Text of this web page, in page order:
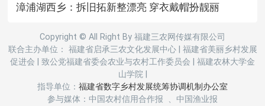
漳浦湖西乡：拆旧拓新整漂亮 穿衣戴帽扮靓丽
Copyright © All Right By 福建三农网传媒有限公司
联合主办单位： 福建省启承三农文化发展中心
福建省美丽乡村发展
促进会
致公党福建省委会农业与农村工作委员会
福建农林大学金
山学院
指导单位： 福建省数字乡村发展统筹协调机制办公室
参与媒体：中国农村信用合作报 、中国渔业报